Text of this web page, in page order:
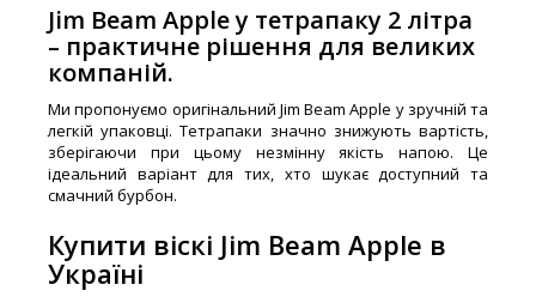
Jim Beam Apple у тетрапаку 2 літра
– практичне рішення для великих
компаній.
Ми пропонуємо оригінальний Jim Beam Apple у зручній та
легкій упаковці. Тетрапаки значно знижують вартість,
зберігаючи при цьому незмінну якість напою. Це
ідеальний варіант для тих, хто шукає доступний та
смачний бурбон.
Купити віскі Jim Beam Apple в
Україні